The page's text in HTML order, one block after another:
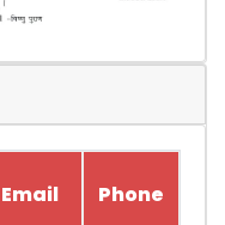
Email Phone